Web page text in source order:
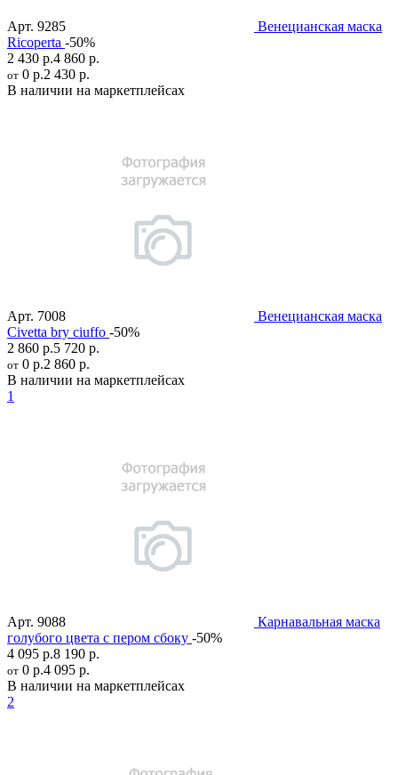
Арт. 9285
Венецианская маска
Ricoperta -50%
2 430 р.4 860 р.
от 0 р.2 430 р.
В наличии на маркетплейсах
Арт. 7008
Венецианская маска
Civetta bry ciuffo -50%
2 860 р.5 720 р.
от 0 р.2 860 р.
В наличии на маркетплейсах
1
Арт. 9088
Карнавальная маска
голубого цвета с пером сбоку -50%
4 095 р.8 190 р.
от 0 р.4 095 р.
В наличии на маркетплейсах
2